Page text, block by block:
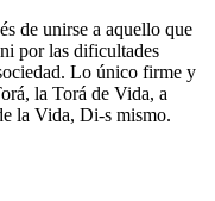
de unirse a aquello que
por las dificultades
Lo único firme y
la Torá de Vida, a
la Vida, Di-s mismo.